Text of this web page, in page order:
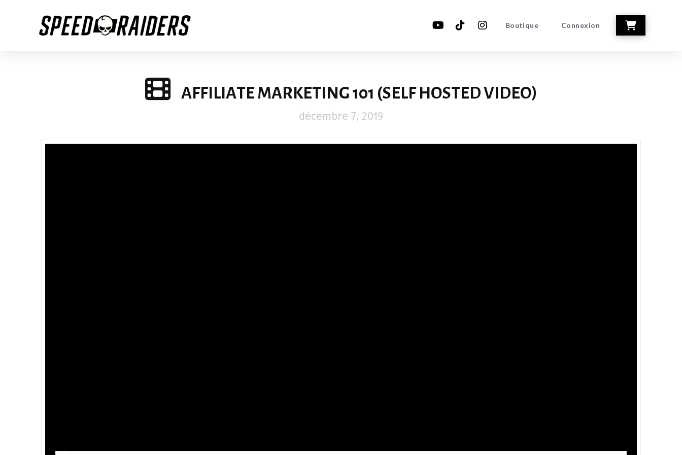
Boutique Connexion
AFFILIATE MARKETING 101 (SELF HOSTED VIDEO)
décembre 7, 2019